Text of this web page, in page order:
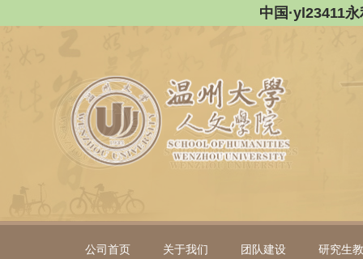
中国·yl23411
公司首页 关于我们 团队建设 研究生